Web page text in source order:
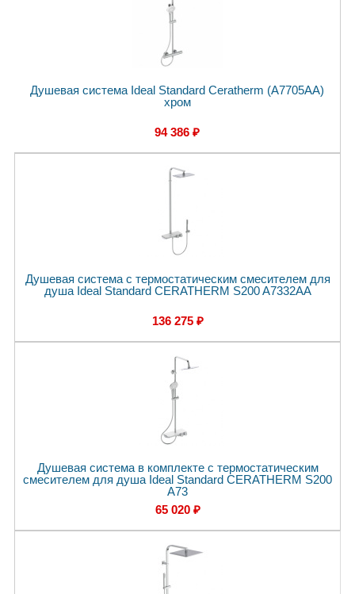
Душевая система Ideal Standard Ceratherm (A7705AA)
хром
94 386 ₽
Душевая система с термостатическим смесителем для
душа Ideal Standard CERATHERM S200 A7332AA
136 275 ₽
Душевая система в комплекте с термостатическим
смесителем для душа Ideal Standard CERATHERM S200
A73
65 020 ₽